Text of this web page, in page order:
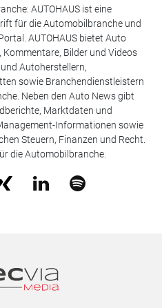
AUTOHAUS ist eine
für die Automobilbranche und
AUTOHAUS bietet Auto
Bilder und Videos
Autoherstellern,
sowie Branchendienstleistern
Neben den Auto News gibt
Marktdaten und
Informationen sowie
Steuern, Finanzen und Recht.
die Automobilbranche.